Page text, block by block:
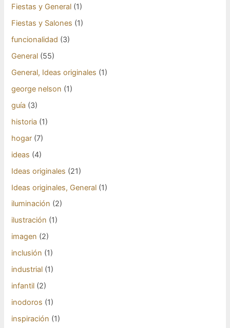
Fiestas y General (1)
Fiestas y Salones (1)
funcionalidad (3)
General (55)
General, Ideas originales (1)
george nelson (1)
guía (3)
historia (1)
hogar (7)
ideas (4)
Ideas originales (21)
Ideas originales, General (1)
iluminación (2)
ilustración (1)
imagen (2)
inclusión (1)
industrial (1)
infantil (2)
inodoros (1)
inspiración (1)